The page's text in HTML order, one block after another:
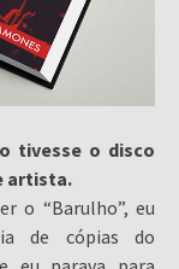
tivesse o disco
artista.
o “Barulho”, eu
de cópias do